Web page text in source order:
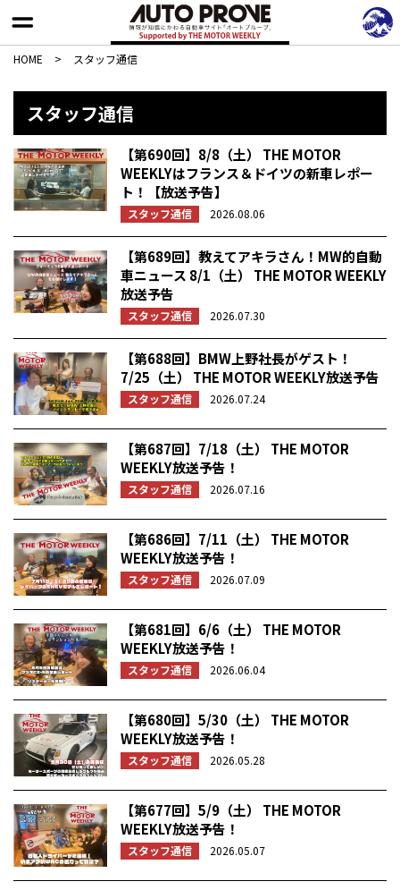
HOME > スタッフ通信
スタッフ通信
【第690回】8/8（土） THE MOTOR
WEEKLYはフランス＆ドイツの新車レポー
ト！【放送予告】
スタッフ通信 2026.08.06
【第689回】教えてアキラさん！MW的自動
車ニュース 8/1（土） THE MOTOR WEEKLY
放送予告
スタッフ通信 2026.07.30
【第688回】BMW上野社長がゲスト！
7/25（土） THE MOTOR WEEKLY放送予告
スタッフ通信 2026.07.24
【第687回】7/18（土） THE MOTOR
WEEKLY放送予告！
スタッフ通信 2026.07.16
【第686回】7/11（土） THE MOTOR
WEEKLY放送予告！
スタッフ通信 2026.07.09
【第681回】6/6（土） THE MOTOR
WEEKLY放送予告！
スタッフ通信 2026.06.04
【第680回】5/30（土） THE MOTOR
WEEKLY放送予告！
スタッフ通信 2026.05.28
【第677回】5/9（土） THE MOTOR
WEEKLY放送予告！
スタッフ通信 2026.05.07